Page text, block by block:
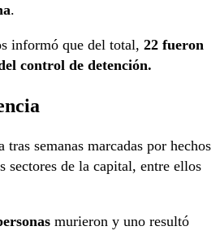
.
informó que del total, 22 fueron
control de detención.
semanas marcadas por hechos
sectores de la capital, entre ellos
murieron y uno resultó